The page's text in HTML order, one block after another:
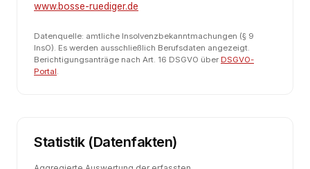
www.bosse-ruediger.de
Datenquelle: amtliche Insolvenzbekanntmachungen (§ 9
InsO). Es werden ausschließlich Berufsdaten angezeigt.
Berichtigungsanträge nach Art. 16 DSGVO über DSGVO-
Portal.
Statistik (Datenfakten)